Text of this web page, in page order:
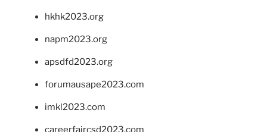
hkhk2023.org
napm2023.org
apsdfd2023.org
forumausape2023.com
imkl2023.com
careerfaircsd2023.com